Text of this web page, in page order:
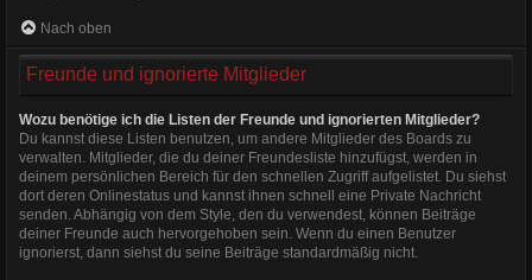
Nach oben
Freunde und ignorierte Mitglieder
Wozu benötige ich die Listen der Freunde und ignorierten Mitglieder?
Du kannst diese Listen benutzen, um andere Mitglieder des Boards zu
verwalten. Mitglieder, die du deiner Freundesliste hinzufügst, werden in
deinem persönlichen Bereich für den schnellen Zugriff aufgelistet. Du siehst
dort deren Onlinestatus und kannst ihnen schnell eine Private Nachricht
senden. Abhängig von dem Style, den du verwendest, können Beiträge
deiner Freunde auch hervorgehoben sein. Wenn du einen Benutzer
ignorierst, dann siehst du seine Beiträge standardmäßig nicht.